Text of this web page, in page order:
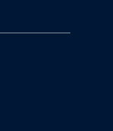
página